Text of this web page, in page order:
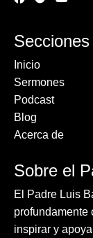
Secciones
Inicio
Sermones
Podcast
Blog
Acerca de
Sobre el
El Padre Luis
profundamente
inspirar y